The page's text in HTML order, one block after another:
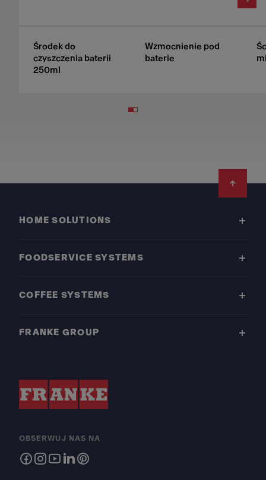
Środek do
czyszczenia baterii
250ml
Wzmocnienie pod
baterie
HOME SOLUTIONS
FOODSERVICE SYSTEMS
COFFEE SYSTEMS
FRANKE GROUP
OBSERWUJ NAS NA